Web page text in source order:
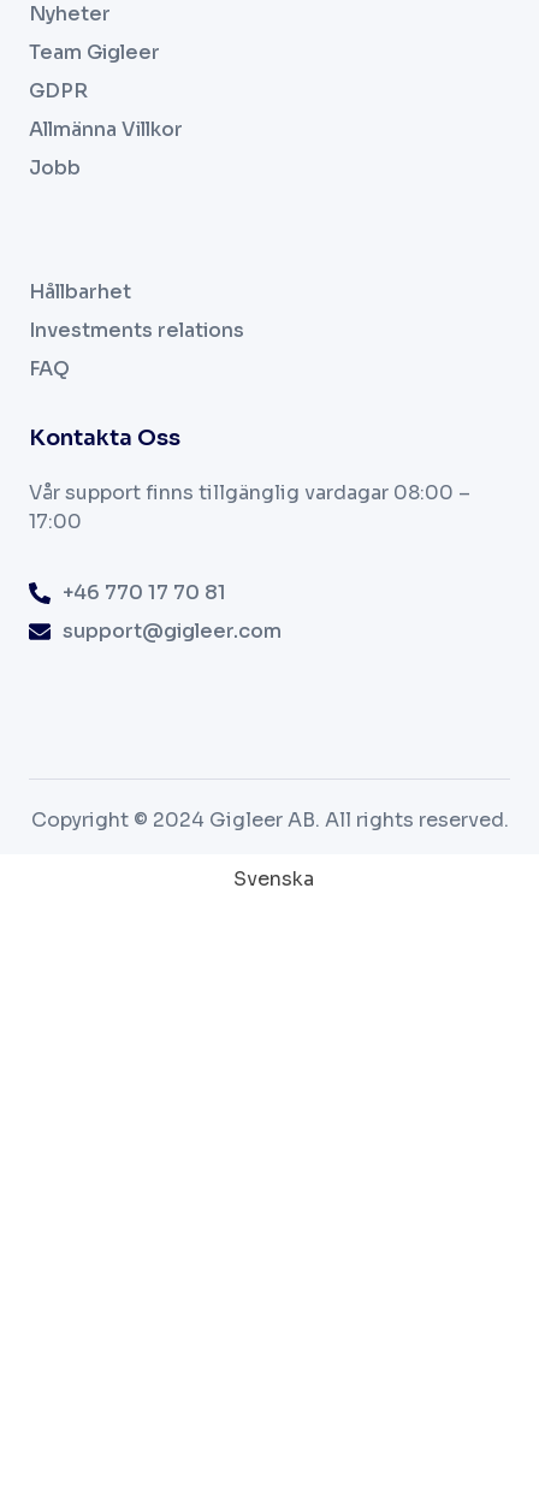
Nyheter
Team Gigleer
GDPR
Allmänna Villkor
Jobb
Hållbarhet
Investments relations
FAQ
Kontakta Oss
Vår support finns tillgänglig vardagar 08:00 –
17:00
+46 770 17 70 81
support@gigleer.com
Copyright © 2024 Gigleer AB. All rights reserved.
Svenska